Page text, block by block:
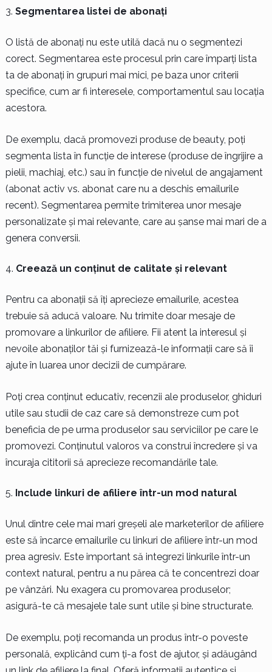
Segmentarea listei de abonați
O listă de abonați nu este utilă dacă nu o segmentezi
corect. Segmentarea este procesul prin care împarți lista
ta de abonați în grupuri mai mici, pe baza unor criterii
specifice, cum ar fi interesele, comportamentul sau locația
acestora.
De exemplu, dacă promovezi produse de beauty, poți
segmenta lista în funcție de interese (produse de îngrijire a
pielii, machiaj, etc.) sau în funcție de nivelul de angajament
(abonat activ vs. abonat care nu a deschis emailurile
recent). Segmentarea permite trimiterea unor mesaje
personalizate și mai relevante, care au șanse mai mari de a
genera conversii.
Creează un conținut de calitate și relevant
Pentru ca abonații să îți aprecieze emailurile, acestea
trebuie să aducă valoare. Nu trimite doar mesaje de
promovare a linkurilor de afiliere. Fii atent la interesul și
nevoile abonaților tăi și furnizează-le informații care să îi
ajute în luarea unor decizii de cumpărare.
Poți crea conținut educativ, recenzii ale produselor, ghiduri
utile sau studii de caz care să demonstreze cum pot
beneficia de pe urma produselor sau serviciilor pe care le
promovezi. Conținutul valoros va construi încredere și va
încuraja cititorii să aprecieze recomandările tale.
Include linkuri de afiliere într-un mod natural
Unul dintre cele mai mari greșeli ale marketerilor de afiliere
este să încarce emailurile cu linkuri de afiliere într-un mod
prea agresiv. Este important să integrezi linkurile într-un
context natural, pentru a nu părea că te concentrezi doar
pe vânzări. Nu exagera cu promovarea produselor;
asigură-te că mesajele tale sunt utile și bine structurate.
De exemplu, poți recomanda un produs într-o poveste
personală, explicând cum ți-a fost de ajutor, și adăugând